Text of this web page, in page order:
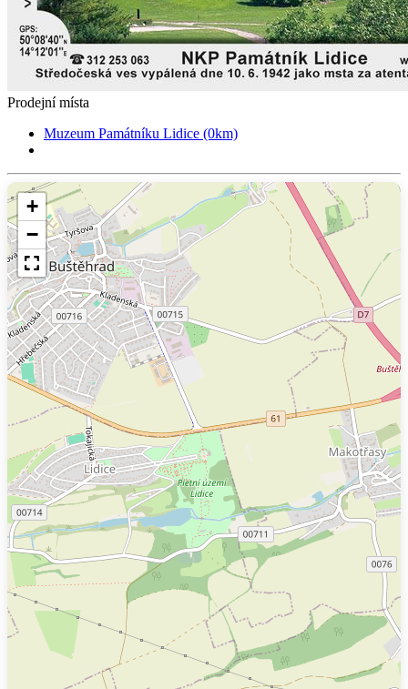
Prodejní místa
Muzeum Památníku Lidice (0km)
+
−